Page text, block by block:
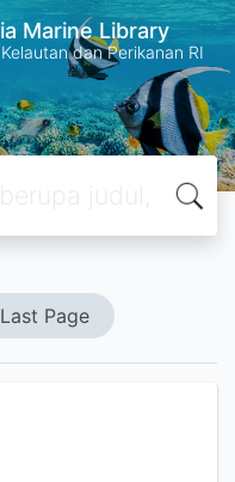
Marine Library
dan Perikanan RI
Last Page